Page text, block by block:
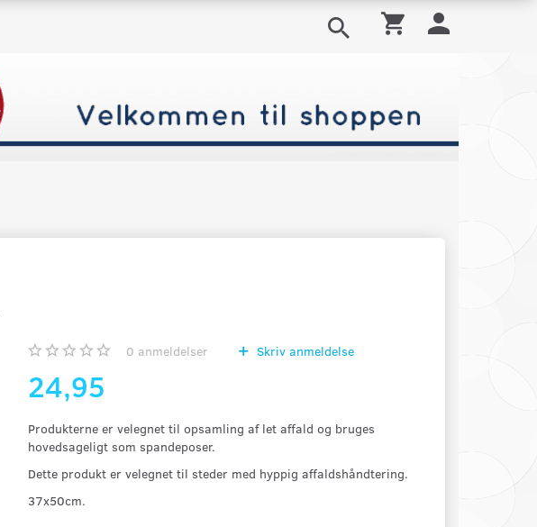
0 anmeldelser Skriv anmeldelse
24,95
Produkterne er velegnet til opsamling af let affald og bruges
hovedsageligt som spandeposer.
Dette produkt er velegnet til steder med hyppig affaldshåndtering.
37x50cm.